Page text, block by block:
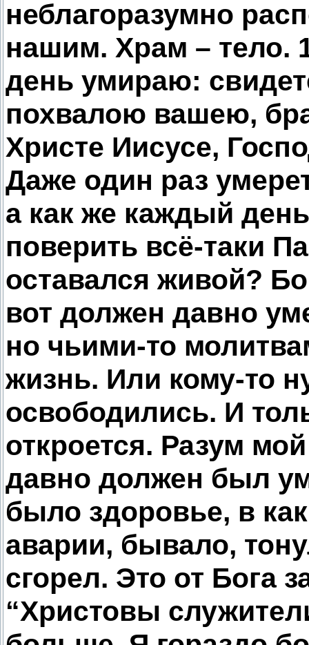
неблагоразумно
нашим. Храм – тело.
день умираю:
похвалою вашею,
Христе Иисусе,
Даже один раз
а как же каждый
поверить всё-таки
оставался живой?
вот должен давно
но чьими-то
жизнь. Или кому-то
освободились. И
откроется. Разум
давно должен был
было здоровье, в
аварии, бывало,
сгорел. Это от Бога
“Христовы